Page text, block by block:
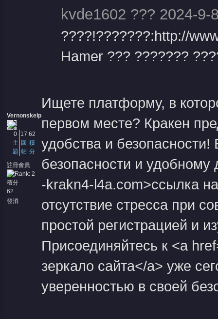
Vernonskelp
0
主
題
17
回
帖
62
積
分
註冊會員
積分
62
發消
kvde1602 ??? 2024-9-
????!???????:http://
Hamer ??? ???????
Ищете платформу, в
первом месте? Кракен
удобства и
безопасности и
-krakn4-l4a.com>ссылка
отсутствие стресса при
простой регистрацией и
Присоединяйтесь к <a
зеркало сайта</a> уже
уверенностью в своей